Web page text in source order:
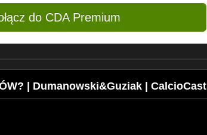
do CDA Premium
| Dumanowski&Guziak | CalcioCast